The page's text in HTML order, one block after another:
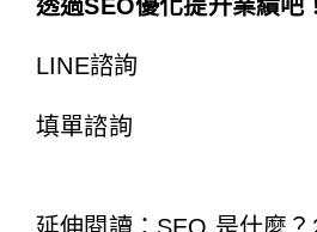
透過SEO優化提升業績吧！
LINE諮詢
填單諮詢